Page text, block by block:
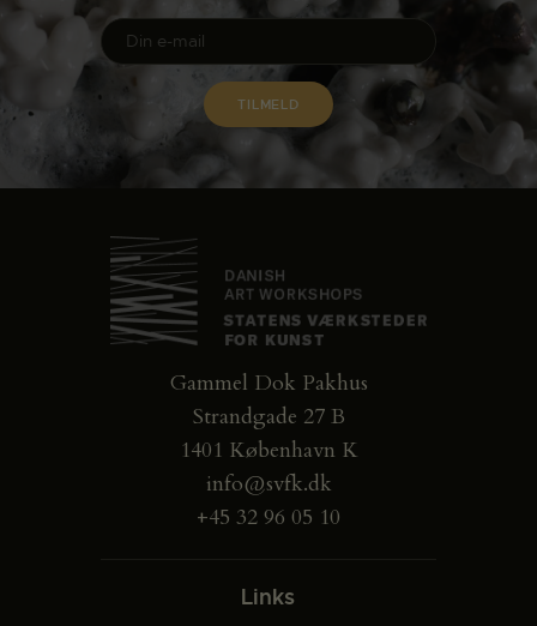
Gammel Dok Pakhus
Strandgade 27 B
1401 København K
info@svfk.dk
+45 32 96 05 10
Links